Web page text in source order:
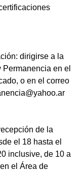
dirigirse a la
en el
o en el correo
de la
el 18 hasta el
inclusive, de 10 a
el Área de